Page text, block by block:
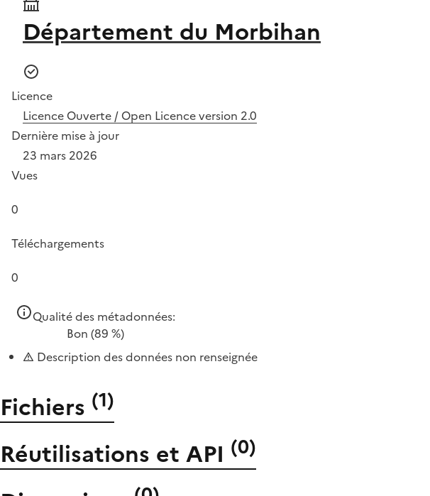
Département du Morbihan
Licence
Licence Ouverte / Open Licence version 2.0
Dernière mise à jour
23 mars 2026
Vues
0
Téléchargements
0
Qualité des métadonnées:
Bon (89 %)
Description des données non renseignée
Fichiers (1)
Réutilisations et API (0)